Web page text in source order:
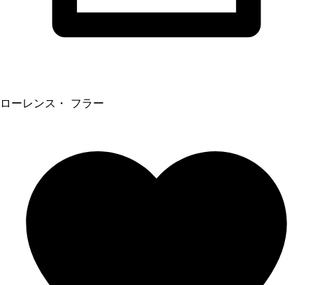
ローレンス・ フラー